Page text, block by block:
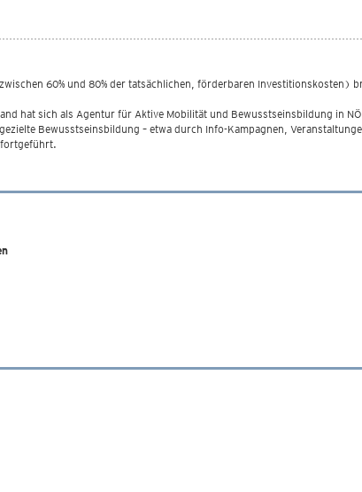
60% und 80% der tatsächlichen, förderbaren Investitionskosten)
hat sich als Agentur für Aktive Mobilität und Bewusstseinsbildung in
Bewusstseinsbildung – etwa durch Info-Kampagnen,
fortgeführt.